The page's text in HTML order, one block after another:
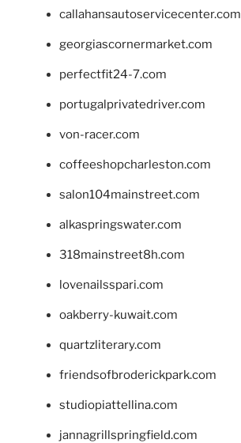
callahansautoservicecenter.com
georgiascornermarket.com
perfectfit24-7.com
portugalprivatedriver.com
von-racer.com
coffeeshopcharleston.com
salon104mainstreet.com
alkaspringswater.com
318mainstreet8h.com
lovenailsspari.com
oakberry-kuwait.com
quartzliterary.com
friendsofbroderickpark.com
studiopiattellina.com
jannagrillspringfield.com